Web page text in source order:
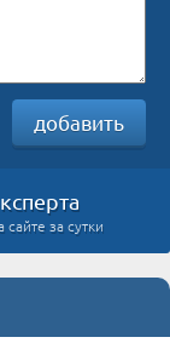
добавить
за сутки